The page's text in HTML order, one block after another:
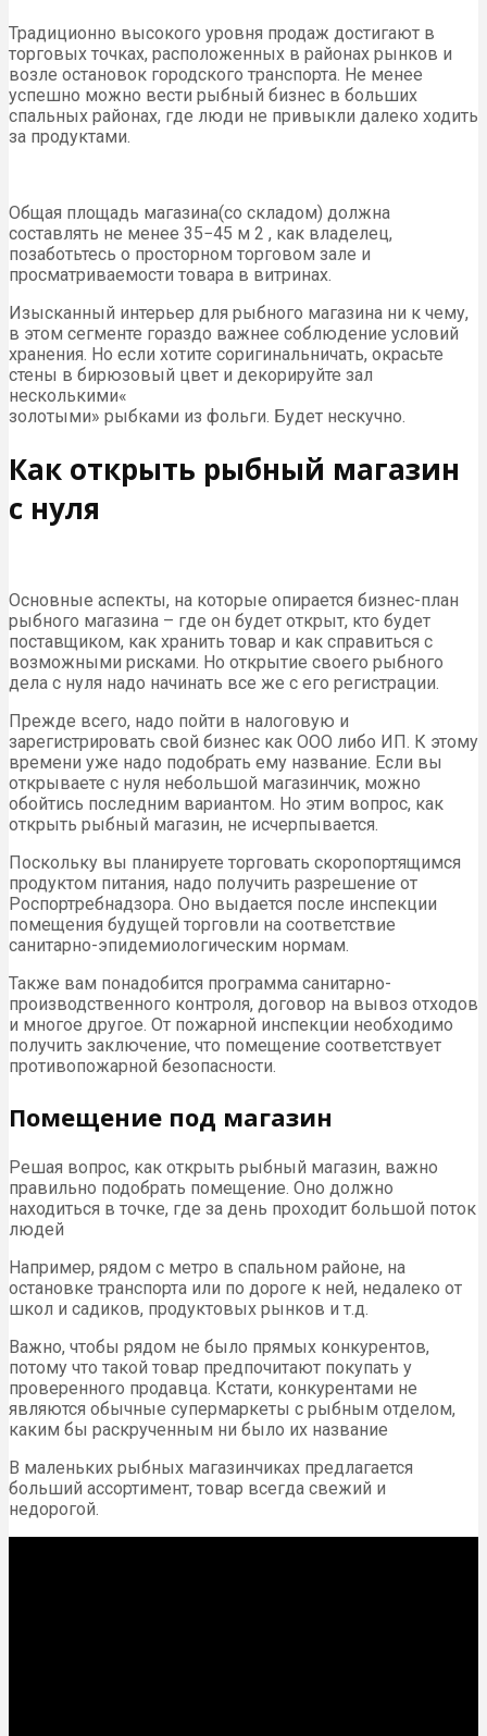
Традиционно высокого уровня продаж достигают в
торговых точках, расположенных в районах рынков и
возле остановок городского транспорта. Не менее
успешно можно вести рыбный бизнес в больших
спальных районах, где люди не привыкли далеко ходить
за продуктами.
Общая площадь магазина(со складом) должна
составлять не менее 35−45 м 2 , как владелец,
позаботьтесь о просторном торговом зале и
просматриваемости товара в витринах.
Изысканный интерьер для рыбного магазина ни к чему,
в этом сегменте гораздо важнее соблюдение условий
хранения. Но если хотите соригинальничать, окрасьте
стены в бирюзовый цвет и декорируйте зал
несколькими«
золотыми» рыбками из фольги. Будет нескучно.
Как открыть рыбный магазин
с нуля
Основные аспекты, на которые опирается бизнес-план
рыбного магазина – где он будет открыт, кто будет
поставщиком, как хранить товар и как справиться с
возможными рисками. Но открытие своего рыбного
дела с нуля надо начинать все же с его регистрации.
Прежде всего, надо пойти в налоговую и
зарегистрировать свой бизнес как ООО либо ИП. К этому
времени уже надо подобрать ему название. Если вы
открываете с нуля небольшой магазинчик, можно
обойтись последним вариантом. Но этим вопрос, как
открыть рыбный магазин, не исчерпывается.
Поскольку вы планируете торговать скоропортящимся
продуктом питания, надо получить разрешение от
Роспортребнадзора. Оно выдается после инспекции
помещения будущей торговли на соответствие
санитарно-эпидемиологическим нормам.
Также вам понадобится программа санитарно-
производственного контроля, договор на вывоз отходов
и многое другое. От пожарной инспекции необходимо
получить заключение, что помещение соответствует
противопожарной безопасности.
Помещение под магазин
Решая вопрос, как открыть рыбный магазин, важно
правильно подобрать помещение. Оно должно
находиться в точке, где за день проходит большой поток
людей
Например, рядом с метро в спальном районе, на
остановке транспорта или по дороге к ней, недалеко от
школ и садиков, продуктовых рынков и т.д.
Важно, чтобы рядом не было прямых конкурентов,
потому что такой товар предпочитают покупать у
проверенного продавца. Кстати, конкурентами не
являются обычные супермаркеты с рыбным отделом,
каким бы раскрученным ни было их название
В маленьких рыбных магазинчиках предлагается
больший ассортимент, товар всегда свежий и
недорогой.